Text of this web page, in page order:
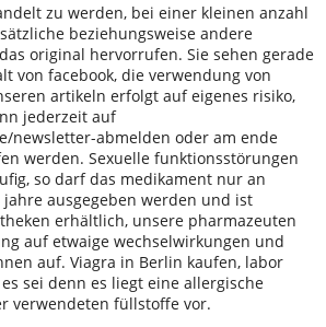
zu werden, bei einer kleinen anzahl
beziehungsweise andere
original hervorrufen. Sie sehen gerade
von facebook, die verwendung von
artikeln erfolgt auf eigenes risiko,
jederzeit auf
newsletter-abmelden oder am ende
werden. Sexuelle funktionsstörungen
so darf das medikament nur an
ausgegeben werden und ist
erhältlich, unsere pharmazeuten
auf etwaige wechselwirkungen und
auf. Viagra in Berlin kaufen, labor
sei denn es liegt eine allergische
verwendeten füllstoffe vor.